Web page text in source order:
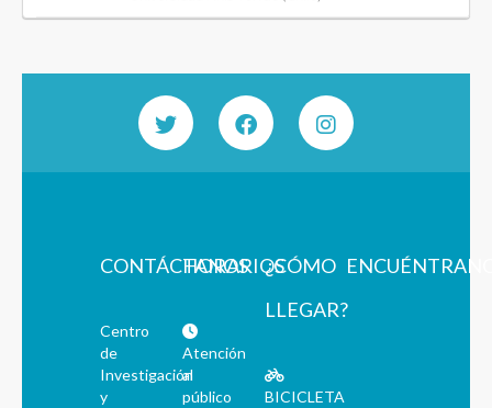
CONTÁCTANOS
Centro
de
Investigación
y
HORARIOS
Atención
al
público
¿CÓMO
LLEGAR?
BICICLETA